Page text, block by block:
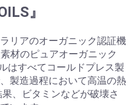
』
リアのオーガニック認証機
材のピュアオーガニック
はすべてコールドプレス製
製造過程において高温の熱
、ビタミンなどが破壊さ